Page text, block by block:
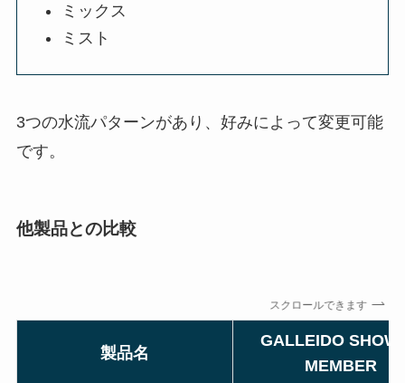
ミックス
ミスト
3つの水流パターンがあり、好みによって変更可能
です。
他製品との比較
スクロールできます
製品名
GALLEIDO
MEMBER